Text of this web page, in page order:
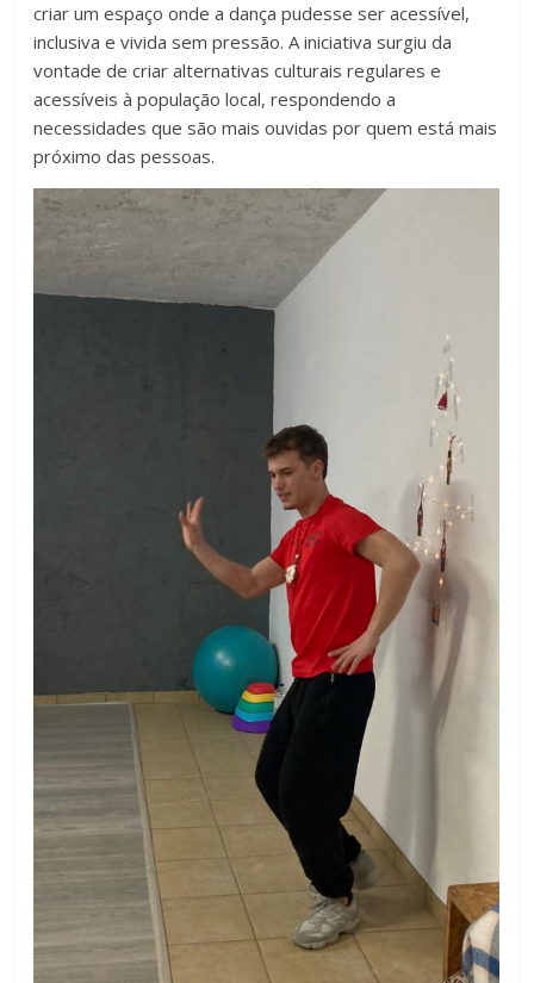
criar um espaço onde a dança pudesse ser acessível,
inclusiva e vivida sem pressão. A iniciativa surgiu da
vontade de criar alternativas culturais regulares e
acessíveis à população local, respondendo a
necessidades que são mais ouvidas por quem está mais
próximo das pessoas.